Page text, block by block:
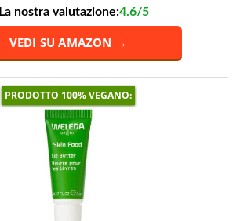
La nostra valutazione:4.6/5
VEDI SU AMAZON →
PRODOTTO 100% VEGANO: